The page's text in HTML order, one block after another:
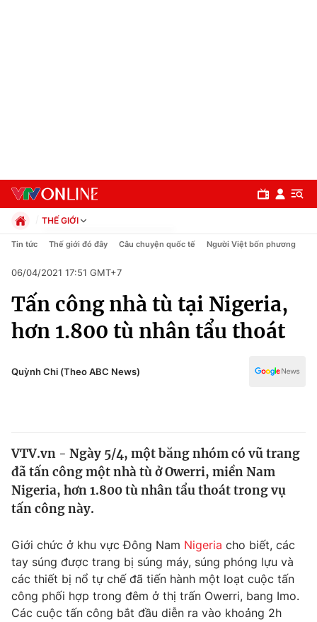
Chuyên mục
Chính trị
Thế giới
Tin tức
Thế giới đó đây
Câu chuyện quốc tế
Tài chính
Thị trường
Góc doanh nghiệp
Dữ liệu và đời sống
Truyền hình
THẾ GIỚI
Chính trị
Pháp luật
Kinh tế
Thể thao
Truyền hình
Y tế
Tin tức Thế giới đó đây Câu chuyện quốc tế Người Việt bốn phương
06/04/2021 17:51 GMT+7
Tấn công nhà tù tại Nigeria,
hơn 1.800 tù nhân tẩu thoát
Quỳnh Chi (Theo ABC News)
VTV.vn - Ngày 5/4, một băng nhóm có vũ trang
đã tấn công một nhà tù ở Owerri, miền Nam
Nigeria, hơn 1.800 tù nhân tẩu thoát trong vụ
tấn công này.
Giới chức ở khu vực Đông Nam Nigeria cho biết, các
tay súng được trang bị súng máy, súng phóng lựu và
các thiết bị nổ tự chế đã tiến hành một loạt cuộc tấn
công phối hợp trong đêm ở thị trấn Owerri, bang Imo.
Các cuộc tấn công bắt đầu diễn ra vào khoảng 2h